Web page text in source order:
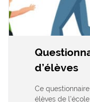
d’élèves
Ce
élèves de